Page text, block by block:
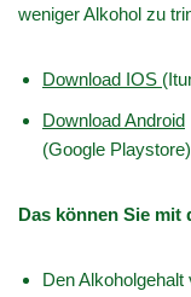
weniger Alkohol zu
Download IOS
Download Android
(Google Playstore)
Das können Sie mit
Den